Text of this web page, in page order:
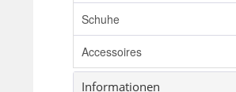
Schuhe
Accessoires
Informationen